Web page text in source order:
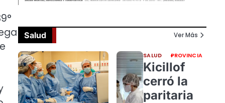
Salud Ver Más
SALUD PROVINCIA
Kicillof
cerró la
paritaria